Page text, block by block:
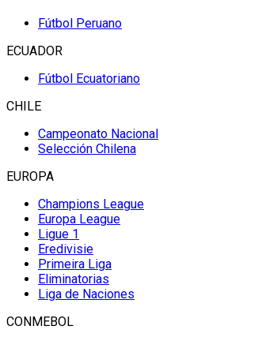
Fútbol Peruano
ECUADOR
Fútbol Ecuatoriano
CHILE
Campeonato Nacional
Selección Chilena
EUROPA
Champions League
Europa League
Ligue 1
Eredivisie
Primeira Liga
Eliminatorias
Liga de Naciones
CONMEBOL